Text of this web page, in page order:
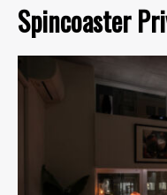
Spincoaster